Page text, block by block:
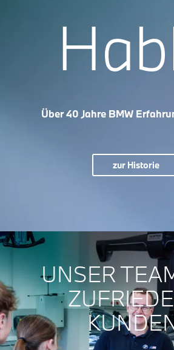
Über 40 Jahre BMW
zur Historie
UNSER